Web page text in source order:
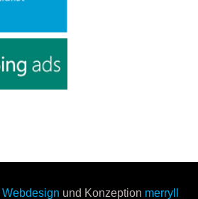
Webdesign und Konzeption merryll